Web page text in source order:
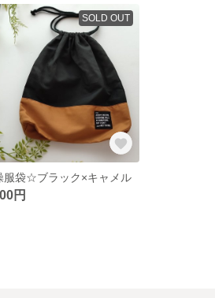
SOLD OUT
服袋☆ブラック×キャメル
円